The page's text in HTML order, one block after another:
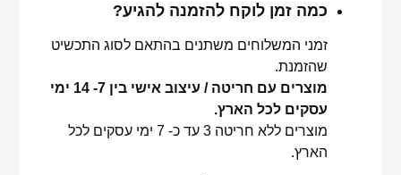
כמה זמן לוקח להזמנה להגיע?
זמני המשלוחים משתנים בהתאם לסוג התכשיט
שהזמנת.
מוצרים עם חריטה / עיצוב אישי בין 7- 14 ימי
עסקים לכל הארץ.
מוצרים ללא חריטה 3 עד כ- 7 ימי עסקים לכל
הארץ.